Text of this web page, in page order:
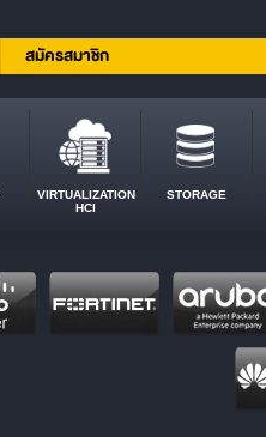
สมัครสมาชิก
VIRTUALIZATION
HCI
STORAGE